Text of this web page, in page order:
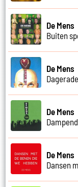
De Mens
Buiten
De Mens
De Mens
De Mens
Dansen